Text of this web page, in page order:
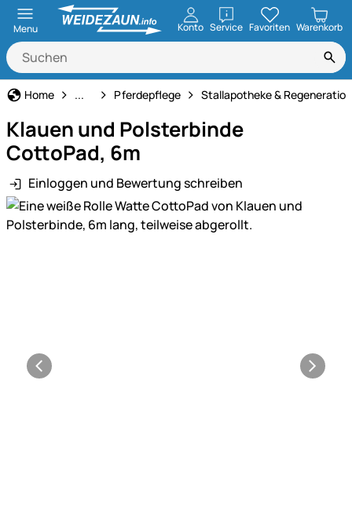
Menu Konto ServiceöffnenFavoriten Warenkorb
Home Pferdehaltung
... Pferdepflege Stallapotheke & Regeneration
Klauen und Polsterbinde
CottoPad, 6m
Einloggen und Bewertung schreiben
Produktgalerie